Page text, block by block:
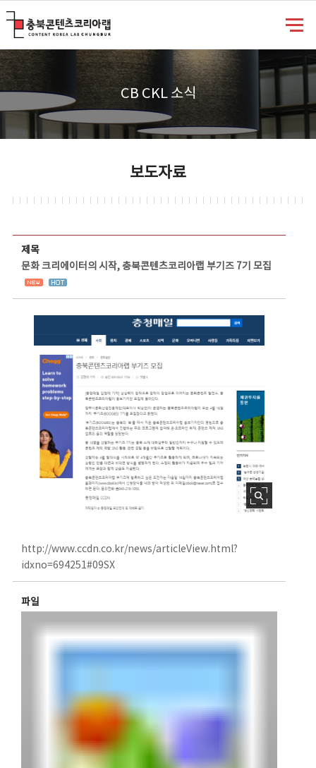
CB CKL 소식
보도자료
제목
문화 크리에이터의 시작, 충북콘텐츠코리아랩 부기즈 7기 모집
http://www.ccdn.co.kr/news/articleView.html?
idxno=694251#09SX
파일